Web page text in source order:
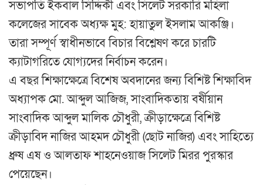
সভাপতি ইকবাল সিদ্দিকী এবং সিলেট সরকারি মহিলা
কলেজের সাবেক অধ্যক্ষ মুহ: হায়াতুল ইসলাম আকঞ্জি।
তারা সম্পূর্ণ স্বাধীনভাবে বিচার বিশ্লেষণ করে চারটি
ক্যাটাগরিতে যোগ্যদের নির্বাচন করেন।
এ বছর শিক্ষাক্ষেত্রে বিশেষ অবদানের জন্য বিশিষ্ট শিক্ষাবিদ
অধ্যাপক মো. আব্দুল আজিজ, সাংবাদিকতায় বর্ষীয়ান
সাংবাদিক আব্দুল মালিক চৌধুরী, ক্রীড়াক্ষেত্রে বিশিষ্ট
ক্রীড়াবিদ নাজির আহমদ চৌধুরী (ছোট নাজির) এবং সাহিত্যে
ধ্রুষ এষ ও আলতাফ শাহনেওয়াজ সিলেট মিরর পুরস্কার
পেয়েছেন।